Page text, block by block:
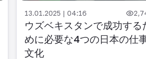
13.01.2025 | 04:16
ウズベキスタンで成功する
めに必要な4つの日本の仕
文化